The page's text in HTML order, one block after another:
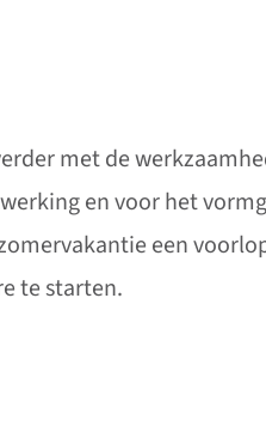
met de
en voor het
een
te starten.